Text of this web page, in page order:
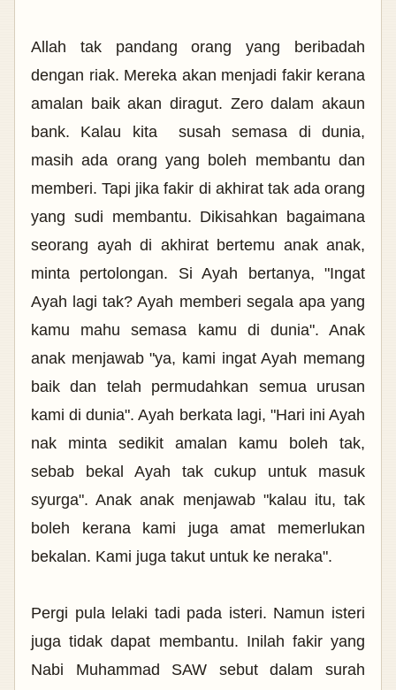
Allah tak pandang orang yang beribadah
dengan riak. Mereka akan menjadi fakir kerana
amalan baik akan diragut. Zero dalam akaun
bank. Kalau kita susah semasa di dunia,
masih ada orang yang boleh membantu dan
memberi. Tapi jika fakir di akhirat tak ada orang
yang sudi membantu. Dikisahkan bagaimana
seorang ayah di akhirat bertemu anak anak,
minta pertolongan. Si Ayah bertanya, "Ingat
Ayah lagi tak? Ayah memberi segala apa yang
kamu mahu semasa kamu di dunia". Anak
anak menjawab "ya, kami ingat Ayah memang
baik dan telah permudahkan semua urusan
kami di dunia". Ayah berkata lagi, "Hari ini Ayah
nak minta sedikit amalan kamu boleh tak,
sebab bekal Ayah tak cukup untuk masuk
syurga". Anak anak menjawab "kalau itu, tak
boleh keranakami juga amat memerlukan
bekalan. Kami juga takut untuk ke neraka".
Pergi pula lelaki tadi pada isteri. Namun isteri
juga tidak dapat membantu. Inilah fakir yang
Nabi Muhammad SAW sebut dalam surah